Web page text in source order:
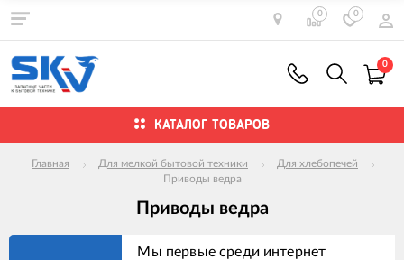
0 0
0
КАТАЛОГ ТОВАРОВ
Главная Для мелкой бытовой техники
Для хлебопечей
Приводы ведра
Приводы ведра
Мы первые среди интернет